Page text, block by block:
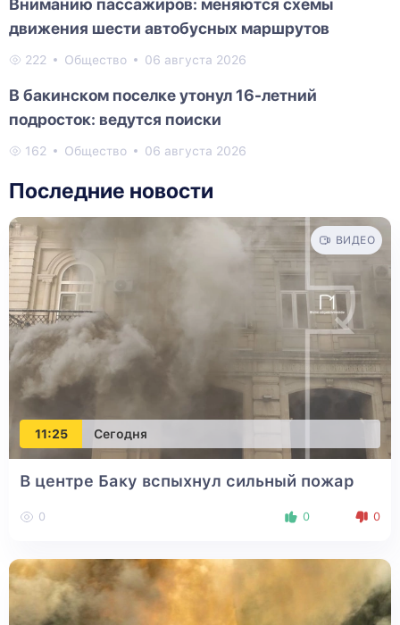
Вниманию пассажиров: меняются схемы
движения шести автобусных маршрутов
222 Общество 06 августа 2026
В бакинском поселке утонул 16-летний
подросток: ведутся поиски
162 Общество 06 августа 2026
Последние новости
11:25 Сегодня
ВИДЕО
В центре Баку вспыхнул сильный пожар
0 0 0